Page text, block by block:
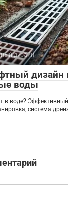
дизайн
дизайн
воды
в воде?
система